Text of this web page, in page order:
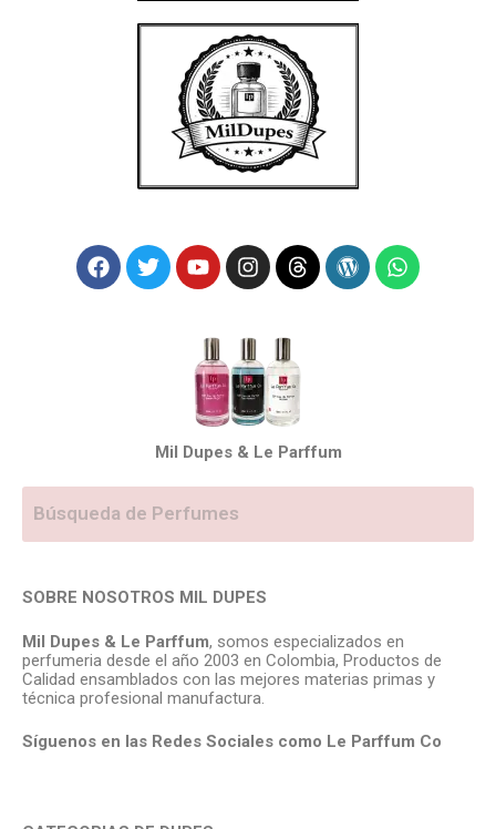
Mil Dupes & Le Parffum
SOBRE NOSOTROS MIL DUPES
Mil Dupes & Le Parffum, somos especializados en
perfumeria desde el año 2003 en Colombia, Productos de
Calidad ensamblados con las mejores materias primas y
técnica profesional manufactura.
Síguenos en las Redes Sociales como Le Parffum Co